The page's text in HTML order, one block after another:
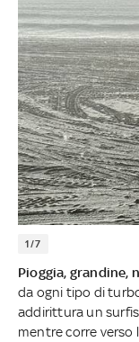
1/7
Pioggia, grandine,
da ogni tipo di
addirittura un
mentre corre verso